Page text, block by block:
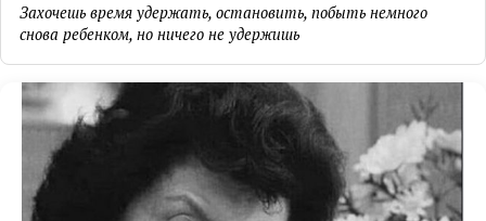
Захочешь время удержать, остановить, побыть немного
снова ребенком, но ничего не удержишь